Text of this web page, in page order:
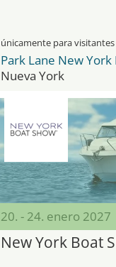
Nueva York
20. - 24. enero 2027
New York Boat